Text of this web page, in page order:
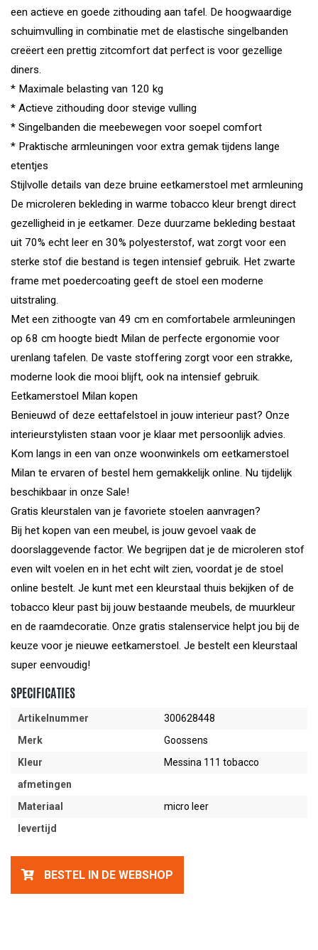
een actieve en goede zithouding aan tafel. De hoogwaardige
schuimvulling in combinatie met de elastische singelbanden
creëert een prettig zitcomfort dat perfect is voor gezellige
diners.
* Maximale belasting van 120 kg
* Actieve zithouding door stevige vulling
* Singelbanden die meebewegen voor soepel comfort
* Praktische armleuningen voor extra gemak tijdens lange
etentjes
Stijlvolle details van deze bruine eetkamerstoel met armleuning
De microleren bekleding in warme tobacco kleur brengt direct
gezelligheid in je eetkamer. Deze duurzame bekleding bestaat
uit 70% echt leer en 30% polyesterstof, wat zorgt voor een
sterke stof die bestand is tegen intensief gebruik. Het zwarte
frame met poedercoating geeft de stoel een moderne
uitstraling.
Met een zithoogte van 49 cm en comfortabele armleuningen
op 68 cm hoogte biedt Milan de perfecte ergonomie voor
urenlang tafelen. De vaste stoffering zorgt voor een strakke,
moderne look die mooi blijft, ook na intensief gebruik.
Eetkamerstoel Milan kopen
Benieuwd of deze eettafelstoel in jouw interieur past? Onze
interieurstylisten staan voor je klaar met persoonlijk advies.
Kom langs in een van onze woonwinkels om eetkamerstoel
Milan te ervaren of bestel hem gemakkelijk online. Nu tijdelijk
beschikbaar in onze Sale!
Gratis kleurstalen van je favoriete stoelen aanvragen?
Bij het kopen van een meubel, is jouw gevoel vaak de
doorslaggevende factor. We begrijpen dat je de microleren stof
even wilt voelen en in het echt wilt zien, voordat je de stoel
online bestelt. Je kunt met een kleurstaal thuis bekijken of de
tobacco kleur past bij jouw bestaande meubels, de muurkleur
en de raamdecoratie. Onze gratis stalenservice helpt jou bij de
keuze voor je nieuwe eetkamerstoel. Je bestelt een kleurstaal
super eenvoudig!
SPECIFICATIES
Artikelnummer
300628448
Merk
Goossens
Kleur
Messina 111 tobacco
afmetingen
Materiaal
micro leer
levertijd
BESTEL IN DE WEBSHOP